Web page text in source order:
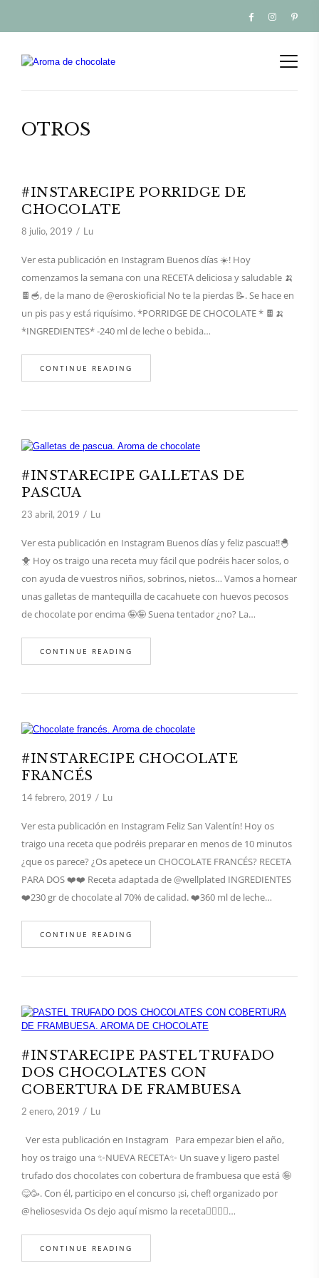
OTROS
#INSTARECIPE PORRIDGE DE
CHOCOLATE
8 julio, 2019 Lu
Ver esta publicación en Instagram Buenos días ☀️! Hoy
comenzamos la semana con una RECETA deliciosa y saludable 🍌
🍫🥣, de la mano de @eroskioficial No te la pierdas 📝. Se hace en
un pis pas y está riquísimo. *PORRIDGE DE CHOCOLATE * 🍫🍌
*INGREDIENTES* -240 ml de leche o bebida…
CONTINUE READING
#INSTARECIPE GALLETAS DE
PASCUA
23 abril, 2019 Lu
Ver esta publicación en Instagram Buenos días y feliz pascua!!🐣
🐥 Hoy os traigo una receta muy fácil que podréis hacer solos, o
con ayuda de vuestros niños, sobrinos, nietos… Vamos a hornear
unas galletas de mantequilla de cacahuete con huevos pecosos
de chocolate por encima 🤪🤪 Suena tentador ¿no? La…
CONTINUE READING
#INSTARECIPE CHOCOLATE
FRANCÉS
14 febrero, 2019 Lu
Ver esta publicación en Instagram Feliz San Valentín! Hoy os
traigo una receta que podréis preparar en menos de 10 minutos
¿que os parece? ¿Os apetece un CHOCOLATE FRANCÉS? RECETA
PARA DOS ❤️❤️ Receta adaptada de @wellplated INGREDIENTES
❤️230 gr de chocolate al 70% de calidad. ❤️360 ml de leche…
CONTINUE READING
#INSTARECIPE PASTEL TRUFADO
DOS CHOCOLATES CON
COBERTURA DE FRAMBUESA
2 enero, 2019 Lu
Ver esta publicación en Instagram Para empezar bien el año,
hoy os traigo una ✨NUEVA RECETA✨ Un suave y ligero pastel
trufado dos chocolates con cobertura de frambuesa que está 🤪
😋🥳. Con él, participo en el concurso ¡si, chef! organizado por
@heliosesvida Os dejo aquí mismo la receta👇🏻👇🏻…
CONTINUE READING